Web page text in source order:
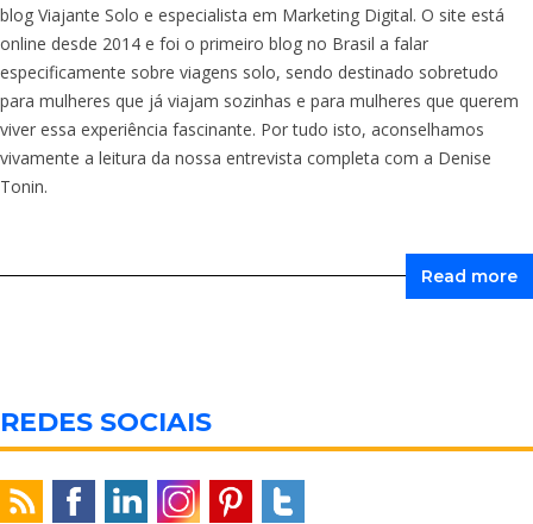
blog Viajante Solo e especialista em Marketing Digital. O site está
online desde 2014 e foi o primeiro blog no Brasil a falar
especificamente sobre viagens solo, sendo destinado sobretudo
para mulheres que já viajam sozinhas e para mulheres que querem
viver essa experiência fascinante. Por tudo isto, aconselhamos
vivamente a leitura da nossa entrevista completa com a Denise
Tonin.
Read more
REDES SOCIAIS